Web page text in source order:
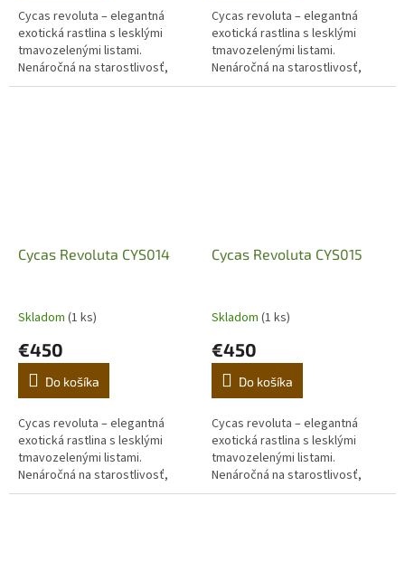
Cycas revoluta – elegantná
exotická rastlina s lesklými
tmavozelenými listami.
Nenáročná na starostlivosť,
ideálna do interiéru aj na terasu.
Cycas revoluta – elegantná
exotická rastlina s lesklými
tmavozelenými listami.
Nenáročná na starostlivosť,
ideálna do interiéru aj na terasu.
Cycas Revoluta CYS014
Skladom (1 ks)
€450
Do košíka
Cycas revoluta – elegantná
exotická rastlina s lesklými
tmavozelenými listami.
Nenáročná na starostlivosť,
ideálna do interiéru aj na terasu.
Cycas Revoluta CYS015
Skladom (1 ks)
€450
Do košíka
Cycas revoluta – elegantná
exotická rastlina s lesklými
tmavozelenými listami.
Nenáročná na starostlivosť,
ideálna do interiéru aj na terasu.